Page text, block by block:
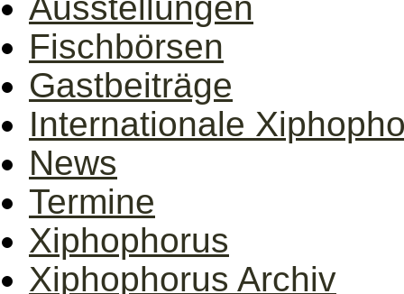
Ausstellungen
Fischbörsen
Gastbeiträge
Internationale
News
Termine
Xiphophorus
Xiphophorus Archiv